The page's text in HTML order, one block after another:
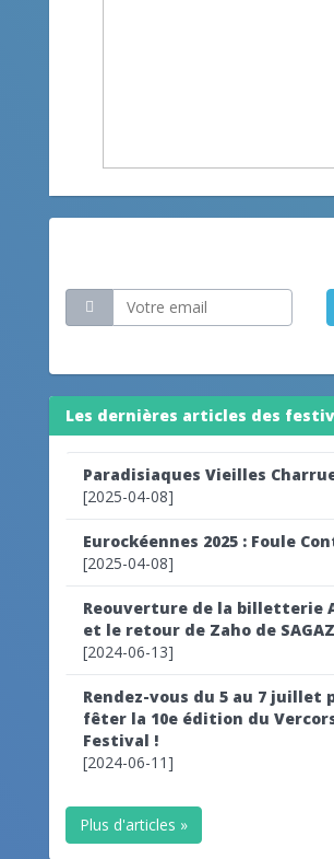
Les dernières articles des
Paradisiaques Vieilles
[2025-04-08]
Eurockéennes 2025 : Foule
[2025-04-08]
Reouverture de la billetterie
et le retour de Zaho de
[2024-06-13]
Rendez-vous du 5 au 7 juillet
fêter la 10e édition du
Festival !
[2024-06-11]
Plus d'articles »